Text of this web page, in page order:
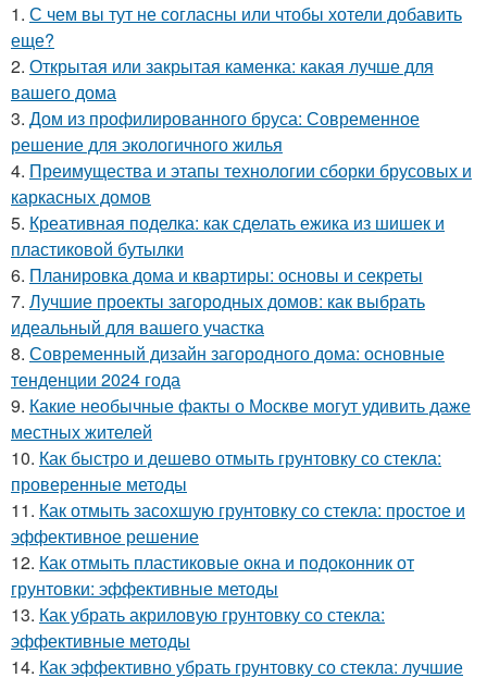
1. С чем вы тут не согласны или чтобы хотели добавить
еще?
2. Открытая или закрытая каменка: какая лучше для
вашего дома
3. Дом из профилированного бруса: Современное
решение для экологичного жилья
4. Преимущества и этапы технологии сборки брусовых и
каркасных домов
5. Креативная поделка: как сделать ежика из шишек и
пластиковой бутылки
6. Планировка дома и квартиры: основы и секреты
7. Лучшие проекты загородных домов: как выбрать
идеальный для вашего участка
8. Современный дизайн загородного дома: основные
тенденции 2024 года
9. Какие необычные факты о Москве могут удивить даже
местных жителей
10. Как быстро и дешево отмыть грунтовку со стекла:
проверенные методы
11. Как отмыть засохшую грунтовку со стекла: простое и
эффективное решение
12. Как отмыть пластиковые окна и подоконник от
грунтовки: эффективные методы
13. Как убрать акриловую грунтовку со стекла:
эффективные методы
14. Как эффективно убрать грунтовку со стекла: лучшие